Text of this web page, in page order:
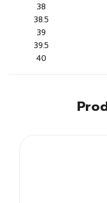
38
38.5
39
39.5
40